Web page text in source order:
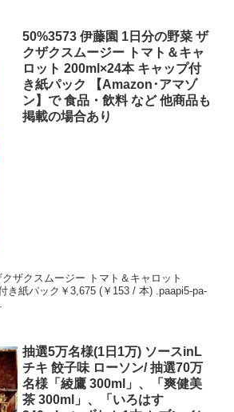
50%3573 伊藤園 1日分の野菜 ザ
クザクスムージー トマト＆キャ
ロット 200ml×24本 キャップ付
き紙パック 【Amazon･アマゾ
ン】で 食品・飲料 など 他商品も
掲載の場合あり
ザクスムージー トマト＆キャロット
き紙パック￥3,675 (￥153 / 本) .paapi5-pa-
抽選5万名様(1日1万) ソースinL
チキ 餃子味 ローソン/ 抽選70万
名様「綾鷹 300ml」、「爽健美
茶 300ml」、「いろはす